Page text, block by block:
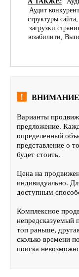
Аудит
структуры
загрузки
юзабилити,
Варианты
предложение.
определенный
представление о
будет стоить.
Цена на
индивидуально.
доступным
Комплексное
непредсказуемый
топ раньше,
сколько времени
поиска